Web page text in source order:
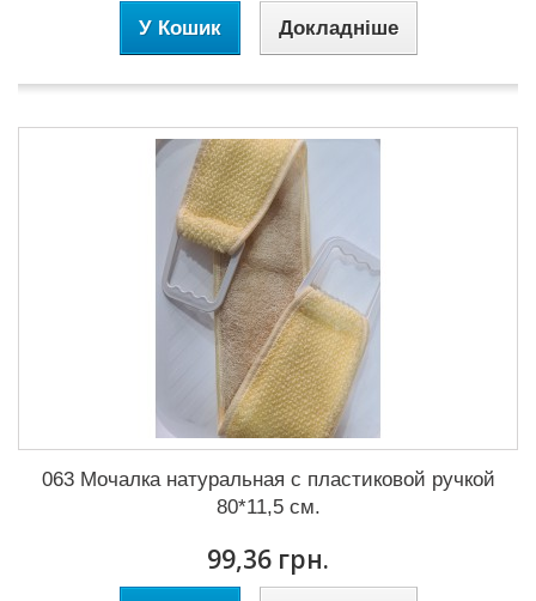
У Кошик Докладніше
063 Мочалка натуральная с пластиковой ручкой
80*11,5 см.
99,36 грн.